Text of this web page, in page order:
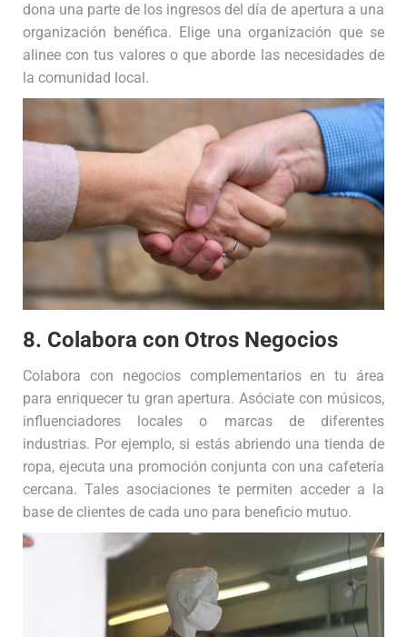
dona una parte de los ingresos del día de apertura a una
organización benéfica. Elige una organización que se
alinee con tus valores o que aborde las necesidades de
la comunidad local.
8. Colabora con Otros Negocios
Colabora con negocios complementarios en tu área
para enriquecer tu gran apertura. Asóciate con músicos,
influenciadores locales o marcas de diferentes
industrias. Por ejemplo, si estás abriendo una tienda de
ropa, ejecuta una promoción conjunta con una cafetería
cercana. Tales asociaciones te permiten acceder a la
base de clientes de cada uno para beneficio mutuo.